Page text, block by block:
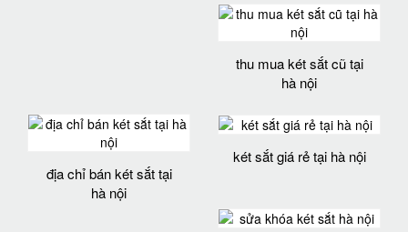
thu mua két sắt cũ tại
hà nội
địa chỉ bán két sắt tại
hà nội
két sắt giá rẻ tại hà nội